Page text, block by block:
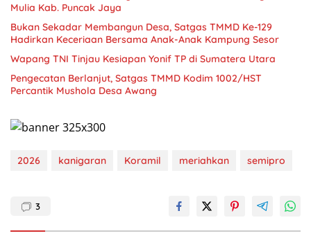
Mulia Kab. Puncak Jaya
Bukan Sekadar Membangun Desa, Satgas TMMD Ke-129
Hadirkan Keceriaan Bersama Anak-Anak Kampung Sesor
Wapang TNI Tinjau Kesiapan Yonif TP di Sumatera Utara
Pengecatan Berlanjut, Satgas TMMD Kodim 1002/HST
Percantik Mushola Desa Awang
2026 kanigaran Koramil meriahkan semipro
3